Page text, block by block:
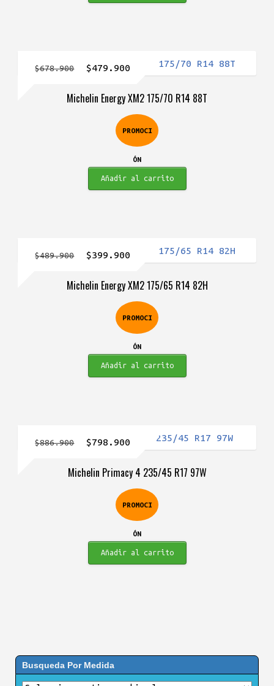
Michelin Energy XM2 175/70 R14 88T
PROMOCI
ÓN
$678.900
El
original
$678.900.
$479.900
actual
es:
$479.900.
Añadir al carrito
Michelin Energy XM2 175/65 R14 82H
PROMOCI
ÓN
$489.900
El
original
$489.900.
$399.900
actual
es:
$399.900.
Añadir al carrito
Michelin Primacy 4 235/45 R17 97W
PROMOCI
ÓN
$886.900
El
original
$886.900.
$798.900
actual
es:
$798.900.
Añadir al carrito
Busqueda Por Medida